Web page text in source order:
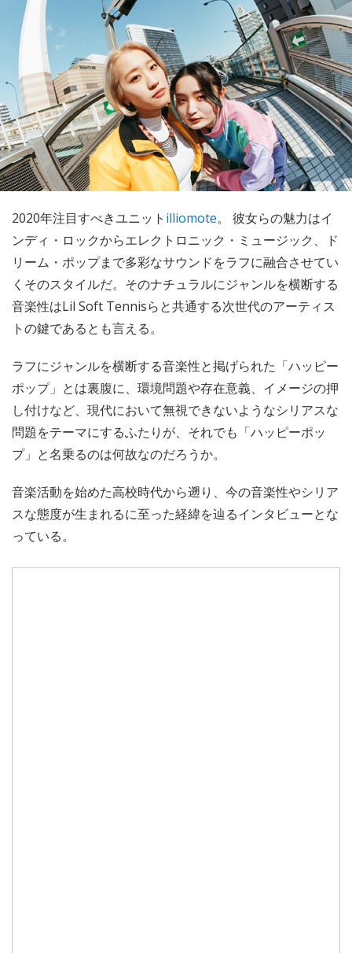
2020年注目すべきユニット illiomote。 彼女らの魅力はイ
ンディ・ロックからエレクトロニック・ミュージック、ド
リーム・ポップまで多彩なサウンドをラフに融合させてい
くそのスタイルだ。そのナチュラルにジャンルを横断する
音楽性はLil Soft Tennisらと共通する次世代のアーティス
トの鍵であるとも言える。
ラフにジャンルを横断する音楽性と掲げられた「ハッピー
ポップ」とは裏腹に、環境問題や存在意義、イメージの押
し付けなど、現代において無視できないようなシリアスな
問題をテーマにするふたりが、それでも「ハッピーポッ
プ」と名乗るのは何故なのだろうか。
音楽活動を始めた高校時代から遡り、今の音楽性やシリア
スな態度が生まれるに至った経緯を辿るインタビューとな
っている。